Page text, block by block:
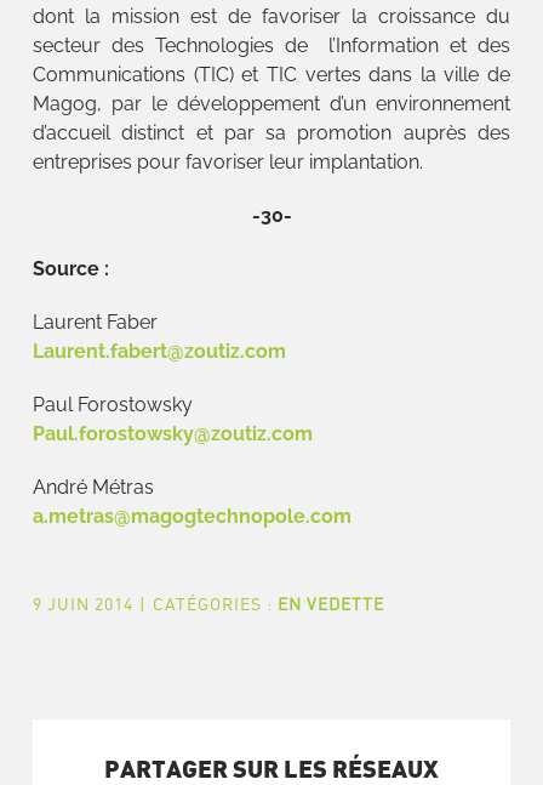
dont la mission est de favoriser la croissance du
secteur des Technologies de l’Information et des
Communications (TIC) et TIC vertes dans la ville de
Magog, par le développement d’un environnement
d’accueil distinct et par sa promotion auprès des
entreprises pour favoriser leur implantation.
-30-
Source :
Laurent Faber
Laurent.fabert@zoutiz.com
Paul Forostowsky
Paul.forostowsky@zoutiz.com
André Métras
a.metras@magogtechnopole.com
9 JUIN 2014 | CATÉGORIES : EN VEDETTE
PARTAGER SUR LES RÉSEAUX